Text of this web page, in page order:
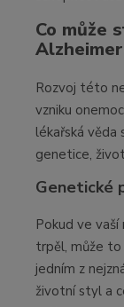
Co může
Rozvoj této
vzniku
lékařská věda
genetice,
Genetické
Pokud ve
trpěl, může to
jedním z
životní styl a